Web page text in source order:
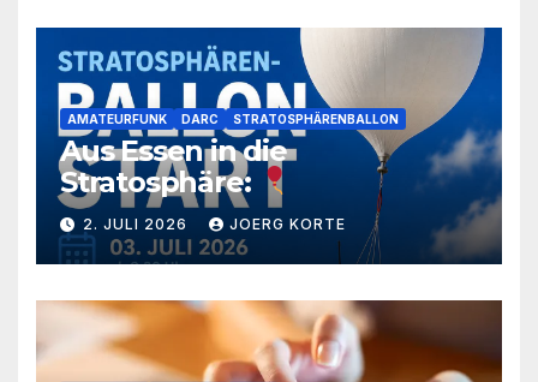
AMATEURFUNK DARC STRATOSPHÄRENBALLON
Aus Essen in die
Stratosphäre:
2. JULI 2026 JOERG KORTE